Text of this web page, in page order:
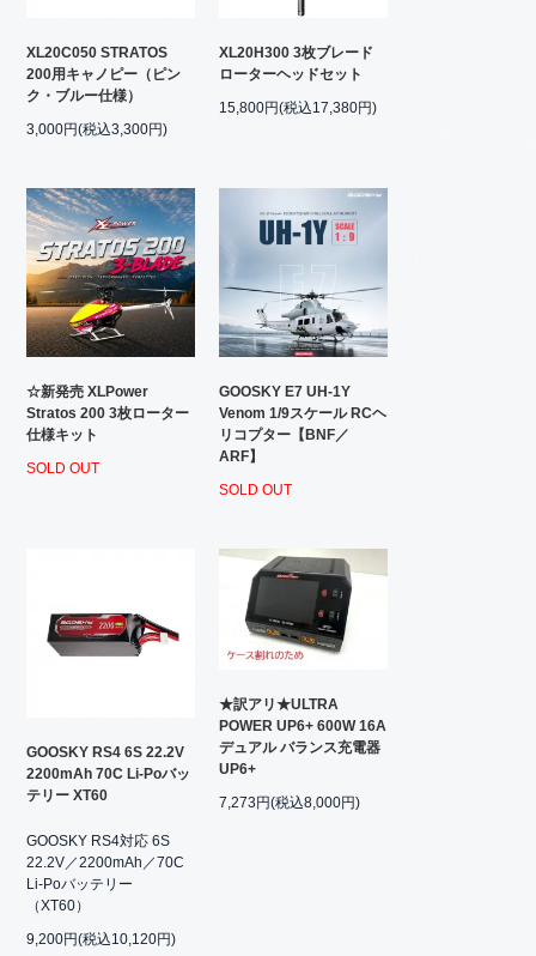
XL20C050 STRATOS
200用キャノピー（ピン
ク・ブルー仕様）
3,000円(税込3,300円)
XL20H300 3枚ブレード
ローターヘッドセット
15,800円(税込17,380円)
☆新発売 XLPower
Stratos 200 3枚ローター
仕様キット
SOLD OUT
GOOSKY E7 UH-1Y
Venom 1/9スケール RCヘ
リコプター【BNF／
ARF】
SOLD OUT
GOOSKY RS4 6S 22.2V
2200mAh 70C Li-Poバッ
テリー XT60
GOOSKY RS4対応 6S
22.2V／2200mAh／70C
Li-Poバッテリー
（XT60）
9,200円(税込10,120円)
★訳アリ★ULTRA
POWER UP6+ 600W 16A
デュアル バランス充電器
UP6+
7,273円(税込8,000円)